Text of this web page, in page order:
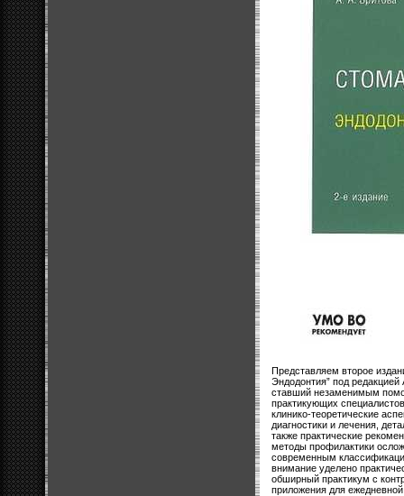
Представляем второе
Эндодонтия” под
ставший незаменимым
практикующих
клинико-теоретические
диагностики и лечения,
также практические
методы профилактики
современным
внимание уделено
обширный практикум с
приложения для